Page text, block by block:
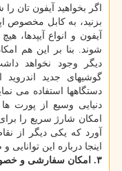
اگر بخواهید آیفون تان را
بزنید، به کابل مخصوص
آیفون و انواع آیپدها،
شوند. بنا بر این هم
دیگر وجود نخواهد
دستگاهها استفاده می
امکان شارژ سریع را
آورد که یکی دیگر از
اینجا درباره این توانایی
۳. امکان سفارشی و خصوصی سازی گوشیهای اندرویدی